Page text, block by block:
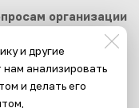
организации
699-94-30
и другие
нам анализировать
и делать его